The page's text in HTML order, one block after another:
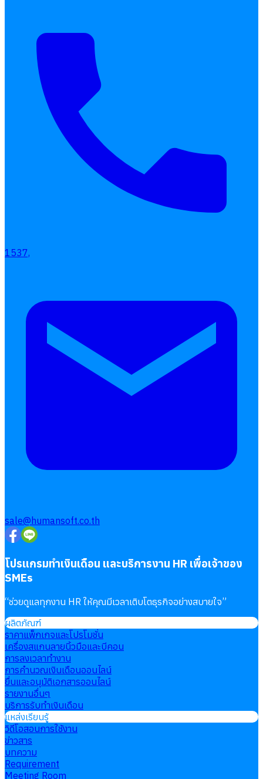
เลือกหัวข้อที่คุณสนใจ
โปรแกรมบริหารงานบุคคล
การคิดเงินเดือน
เอกสารออนไลน์
ลางาน
แบบฟอร์มประเมินพนักงาน
1537,
sale@humansoft.co.th
โปรแกรมทำเงินเดือน และบริการงาน HR เพื่อเจ้าของ
SMEs
“ช่วยดูแลทุกงาน HR ให้คุณมีเวลาเติบโตธุรกิจอย่างสบายใจ”
ผลิตภัณฑ์
ราคาแพ็กเกจและโปรโมชั่น
เครื่องสแกนลายนิ้วมือและบีคอน
การลงเวลาทำงาน
การคำนวณเงินเดือนออนไลน์
ยื่นและอนุมัติเอกสารออนไลน์
รายงานอื่นๆ
บริการรับทำเงินเดือน
แหล่งเรียนรู้
วิดีโอสอนการใช้งาน
ข่าวสาร
บทความ
Requirement
Meeting Room